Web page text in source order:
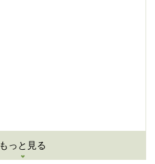
もっと見る